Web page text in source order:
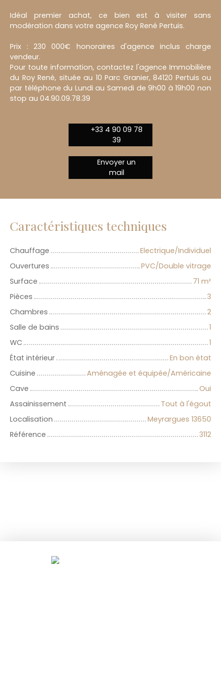
Idéal premier achat, ce bien est à visiter sans
modération dans votre agence Roy René Pertuis.
Prix : 230 000€ honoraires d'agence inclus charge
vendeur.
Pour toute information, contactez l'agence Immobilière
du Roy René, située au 10 Parc Granier, 84120 Pertuis ou
par téléphone du Lundi au Samedi de 9h00 à 19h00 non
stop au 04.90.09.78.39
+33 4 90 09 78
39
Envoyer un
mail
Caractéristiques techniques
Chauffage
Electrique/Individuel
Ouvertures
PVC/Double vitrage
Surface
71 m²
Pièces
3
Chambres
2
Salle de bains
1
WC
1
État intérieur
En bon état
Cuisine
Aménagée et équipée/Américaine
Cave
Oui
Assainissement
Tout à l'égout
Localisation
Meyrargues 13650
Référence
3112